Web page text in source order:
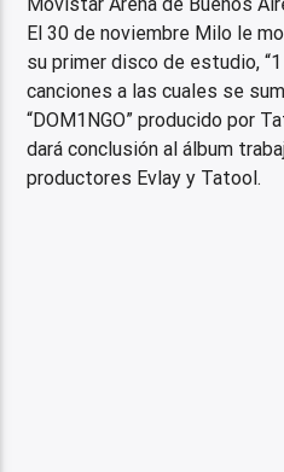
Movistar Arena de Buenos
El 30 de noviembre Milo le
su primer disco de estudio,
canciones a las cuales se
“DOM1NGO” producido por
dará conclusión al álbum
productores Evlay y Tatool.